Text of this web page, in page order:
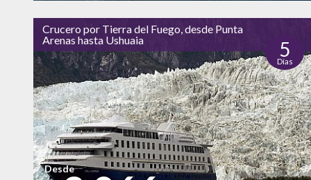
Cultural
Naturaleza
alto
Vida Nocturna
Crucero por Tierra del Fuego, desde Punta
Arenas hasta Ushuaia
5
Días
Desde